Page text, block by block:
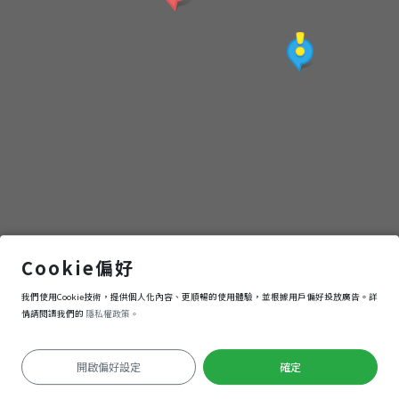
定位失敗
Cookie偏好
我們使用Cookie技術，提供個人化內容、更順暢的使用體驗，並根據用戶偏好投放廣告。詳
情請閱讀我們的 隱私權政策。
開啟偏好設定 確定